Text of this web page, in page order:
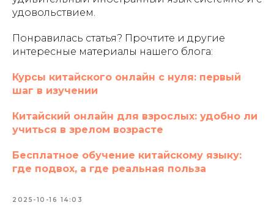
удовольствием.
Понравилась статья? Прочтите и другие
интересные материалы нашего блога:
Курсы китайского онлайн с нуля: первый
шаг в изучении
Китайский онлайн для взрослых: удобно ли
учиться в зрелом возрасте
Бесплатное обучение китайскому языку:
где подвох, а где реальная польза
2025-10-16 14:03